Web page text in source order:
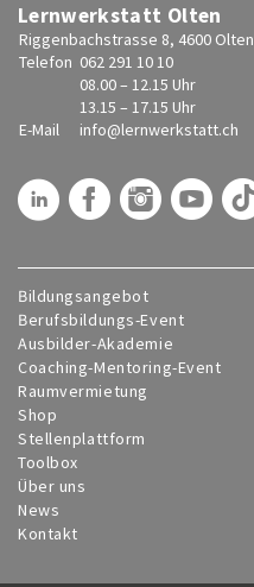
Lernwerkstatt Olten
Riggenbachstrasse 8, 4600 Olten
Telefon 062 291 10 10
08.00 – 12.15 Uhr
13.15 – 17.15 Uhr
E-Mail
info@lernwerkstatt.ch
Bildungsangebot
Berufsbildungs-Event
Ausbilder-Akademie
Coaching-Mentoring-Event
Raumvermietung
Shop
Stellenplattform
Toolbox
Über uns
News
Kontakt